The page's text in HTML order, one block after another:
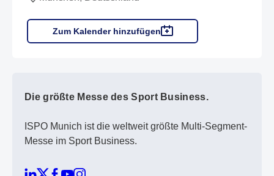
Zum Kalender hinzufügen
Die größte Messe des Sport Business.
ISPO Munich ist die weltweit größte Multi-Segment-
Messe im Sport Business.